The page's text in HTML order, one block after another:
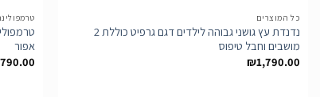
כל המוצרים
נדנדת עץ גושני גבוהה לילדים דגם גרפיט כוללת 2
מושבים וחבל טיפוס
₪1,790.00
אפור